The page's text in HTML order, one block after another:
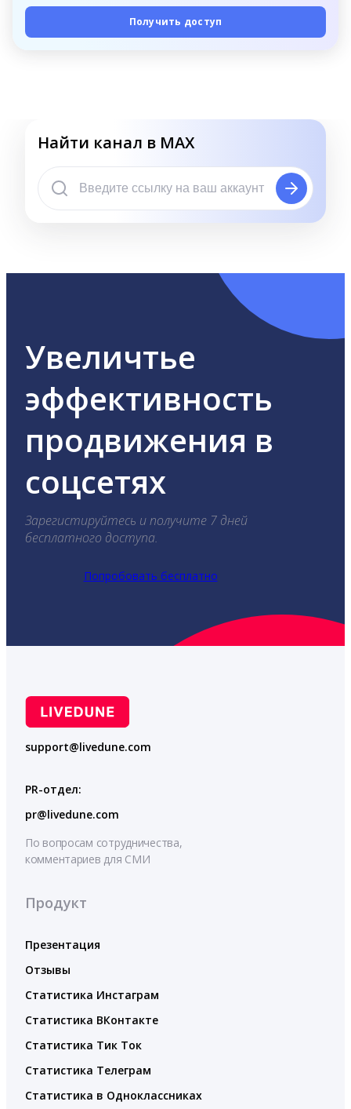
Получить доступ
Найти канал в MAX
Увеличтье
эффективность
продвижения в
соцсетях
Зарегистируйтесь и получите 7 дней
бесплатного доступа.
Попробовать бесплатно
support@livedune.com
PR-отдел:
pr@livedune.com
По вопросам сотрудничества,
комментариев для СМИ
Продукт
Презентация
Отзывы
Статистика Инстаграм
Статистика ВКонтакте
Статистика Тик Ток
Статистика Телеграм
Статистика в Одноклассниках